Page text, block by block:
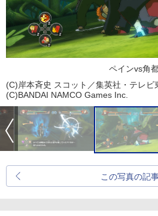
ペインvs角
(C)岸本斉史 スコット／集英社・テレビ
(C)BANDAI NAMCO Games Inc.
この写真の記